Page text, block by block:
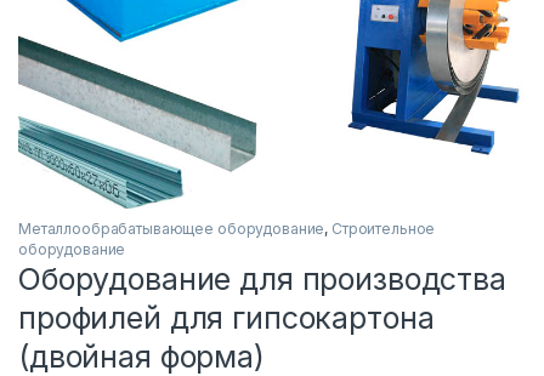
Металлообрабатывающее оборудование, Строительное
оборудование
Оборудование для производства
профилей для гипсокартона
(двойная форма)